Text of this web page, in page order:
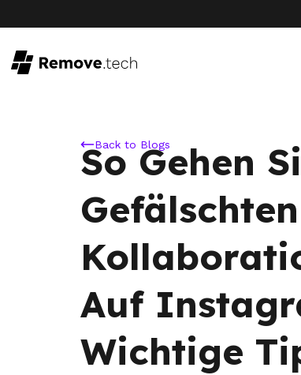
Back to Blogs
So Gehen
Gefälschten
Auf
Wichtige